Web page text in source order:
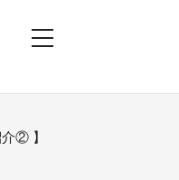
NAVIGATION
② 】